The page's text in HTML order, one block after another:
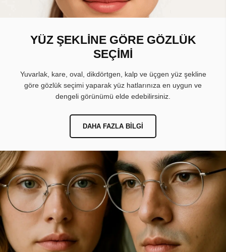
YÜZ ŞEKLİNE GÖRE GÖZLÜK
SEÇİMİ
Yuvarlak, kare, oval, dikdörtgen, kalp ve üçgen yüz şekline
göre gözlük seçimi yaparak yüz hatlarınıza en uygun ve
dengeli görünümü elde edebilirsiniz.
DAHA FAZLA BILGI